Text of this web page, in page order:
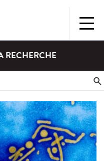
RECHERCHE